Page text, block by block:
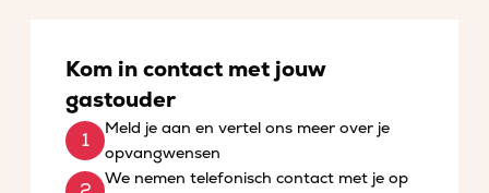
Kom in contact met jouw
gastouder
Meld je aan en vertel ons meer over je
opvangwensen
We nemen telefonisch contact met je op